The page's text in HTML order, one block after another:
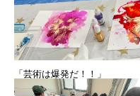
「芸術は爆発だ！！」